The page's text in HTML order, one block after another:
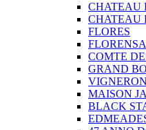
CHATEAU
CHATEAU
FLORES
COMTE
GRAND
MAISON
BLACK